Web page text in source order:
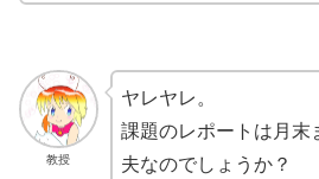
教授
ヤレヤレ。
課題のレポートは月末
夫なのでしょうか？